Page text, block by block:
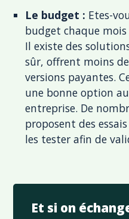
Le budget : Etes-
budget chaque
Il existe des
sûr, offrent moins
versions payantes.
une bonne option
entreprise. De
proposent des
les tester afin de
Et si on